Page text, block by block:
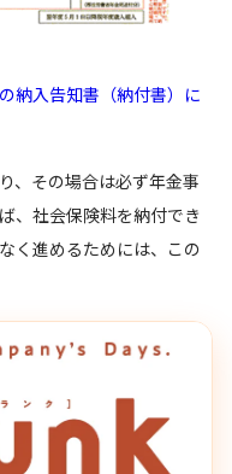
納入告知書（納付書）に
、その場合は必ず年金事
、社会保険料を納付でき
く進めるためには、この